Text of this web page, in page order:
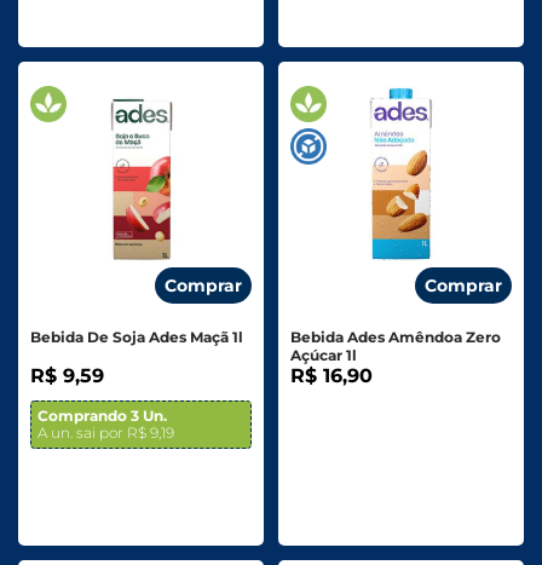
Comprar
Bebida De Soja Ades Maçã 1l
R$ 9,59
Comprando 3 Un.
A un. sai por R$ 9,19
Comprar
Bebida Ades Amêndoa Zero
Açúcar 1l
R$ 16,90